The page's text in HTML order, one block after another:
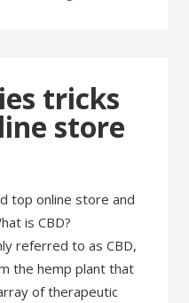
tricks
store
top online store and
is CBD?
referred to as CBD,
the hemp plant that
of therapeutic